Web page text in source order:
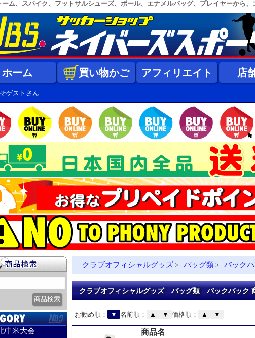
ーム、スパイク、フットサルシューズ、ボール、エナメルバッグ、プレイヤーから
ホーム 買い物かご アフィリエイト 店
ゲストさん
中米大会
クラブオフィシャルグッズ > バッグ類 > バック
クラブオフィシャルグッズ バッグ類 バックパック
お勧め順： ▼ 名前順： ▲ ▼ 価格順： ▲ ▼
商品名